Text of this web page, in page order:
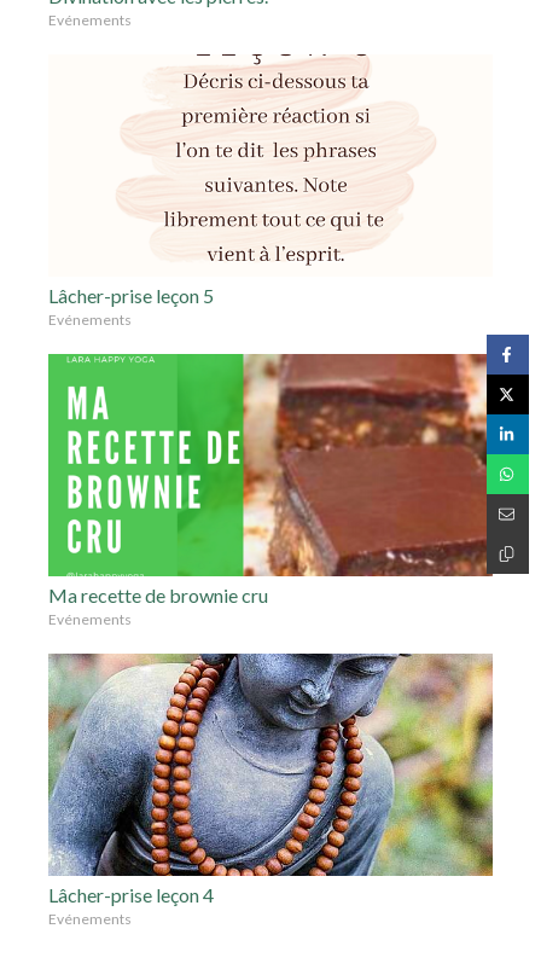
Evénements
Lâcher-prise leçon 5
Evénements
Ma recette de brownie cru
Evénements
Lâcher-prise leçon 4
Evénements